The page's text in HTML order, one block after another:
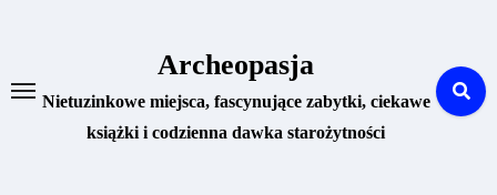
Archeopasja
Nietuzinkowe miejsca, fascynujące zabytki, ciekawe
książki i codzienna dawka starożytności